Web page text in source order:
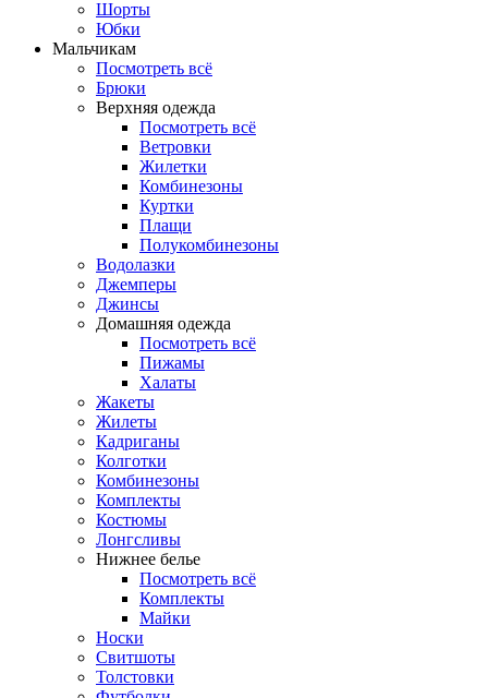
Шорты
Юбки
Мальчикам
Посмотреть всё
Брюки
Верхняя одежда
Посмотреть всё
Ветровки
Жилетки
Комбинезоны
Куртки
Плащи
Полукомбинезоны
Водолазки
Джемперы
Джинсы
Домашняя одежда
Посмотреть всё
Пижамы
Халаты
Жакеты
Жилеты
Кадриганы
Колготки
Комбинезоны
Комплекты
Костюмы
Лонгсливы
Нижнее белье
Посмотреть всё
Комплекты
Майки
Носки
Свитшоты
Толстовки